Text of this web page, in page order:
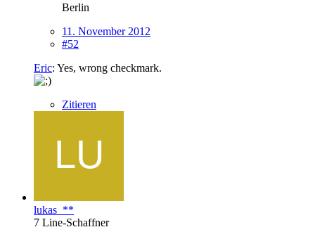
Berlin
11. November 2012
#52
Eric: Yes, wrong checkmark.
Zitieren
lukas_**
7 Line-Schaffner